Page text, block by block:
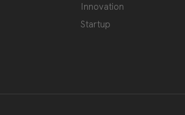
Innovation
Startup